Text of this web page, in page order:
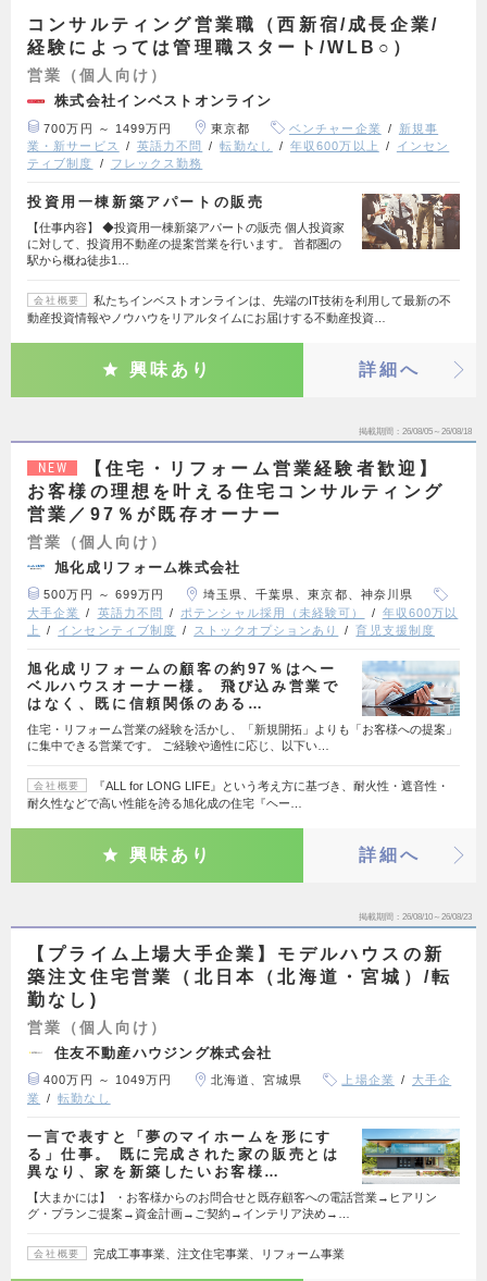
コンサルティング営業職（西新宿/成長企業/
経験によっては管理職スタート/WLB○）
営業（個人向け）
株式会社インベストオンライン
700万円 ～ 1499万円 東京都 ベンチャー企業
新規事
業・新サービス
英語力不問 転勤なし 年収600万以上
インセン
ティブ制度
フレックス勤務
投資用一棟新築アパートの販売
【仕事内容】 ◆投資用一棟新築アパートの販売 個人投資家
に対して、投資用不動産の提案営業を行います。 首都圏の
駅から概ね徒歩1…
会社概要
私たちインベストオンラインは、先端のIT技術を利用して最新の不
動産投資情報やノウハウをリアルタイムにお届けする不動産投資…
興味あり 詳細へ
掲載期間 26/08/05～26/08/18
NEW
【住宅・リフォーム営業経験者歓迎】
お客様の理想を叶える住宅コンサルティング
営業／97％が既存オーナー
営業（個人向け）
旭化成リフォーム株式会社
500万円 ～ 699万円
埼玉県、千葉県、東京都、神奈川県
大手企業
英語力不問 ポテンシャル採用（未経験可）
年収600万以
上
インセンティブ制度 ストックオプションあり 育児支援制度
旭化成リフォームの顧客の約97％はヘー
ベルハウスオーナー様。 飛び込み営業で
はなく、既に信頼関係のある…
住宅・リフォーム営業の経験を活かし、「新規開拓」よりも「お客様への提案」
に集中できる営業です。 ご経験や適性に応じ、以下い…
会社概要
『ALL for LONG LIFE』という考え方に基づき、耐火性・遮音性・
耐久性などで高い性能を誇る旭化成の住宅『ヘー…
興味あり 詳細へ
掲載期間 26/08/10～26/08/23
【プライム上場大手企業】モデルハウスの新
築注文住宅営業（北日本（北海道・宮城）/転
勤なし)
営業（個人向け）
住友不動産ハウジング株式会社
400万円 ～ 1049万円 北海道、宮城県 上場企業
大手企
業
転勤なし
一言で表すと「夢のマイホームを形にす
る」仕事。 既に完成された家の販売とは
異なり、家を新築したいお客様…
【大まかには】 ・お客様からのお問合せと既存顧客への電話営業→ヒアリン
グ・プランご提案→資金計画→ご契約→インテリア決め→…
会社概要 完成工事事業、注文住宅事業、リフォーム事業